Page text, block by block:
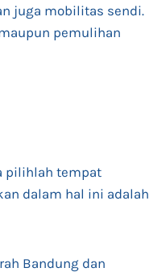
juga mobilitas sendi.
pemulihan
pilihlah tempat
dalam hal ini adalah
Bandung dan